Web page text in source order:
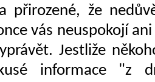
přirozené, že
vás neuspokojí
Jestliže
informace "z